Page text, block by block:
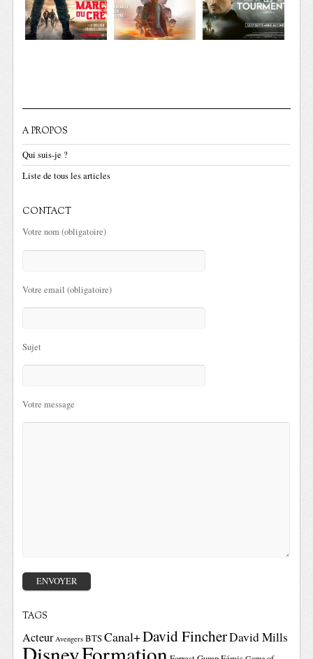
A PROPOS
Qui suis-je ?
Liste de tous les articles
CONTACT
Votre nom (obligatoire)
Votre email (obligatoire)
Sujet
Votre message
TAGS
Acteur Avengers BTSCanal+David FincherDavid Mills